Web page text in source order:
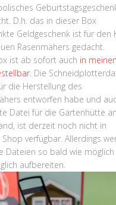
D.h. das in dieser Box
Geldgeschenk ist für den
Rasenmähers gedacht.
ist ab sofort auch in
. Die
die Herstellung des
entworfen habe und
Datei für die Gartenhütte
ist derzeit noch nicht in
verfügbar. Allerdings
Dateien so bald wie möglich
aufbereiten.